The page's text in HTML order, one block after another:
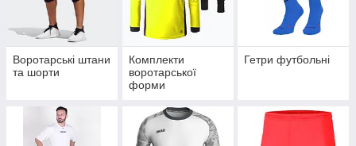
Воротарські штани
та шорти
Комплекти
воротарської
форми
Гетри футбольні